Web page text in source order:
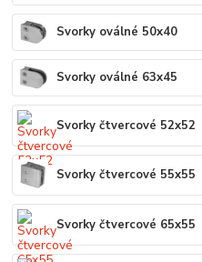
Svorky oválné 50x40
Svorky oválné 63x45
Svorky čtvercové 52x52
Svorky čtvercové 55x55
Svorky čtvercové 65x55